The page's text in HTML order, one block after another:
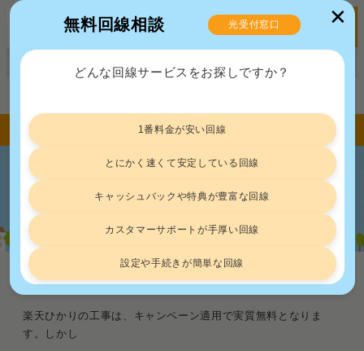
楽天ひかりは工事費無料で開通可能！仕
組みと隠れたリスクを解説
光回線
楽天ひかりの工事は、キャンペーン適用で実質無料となりま
す。しかし
✕
無料回線相談 光受付窓口
どんな回線サービスをお探しですか？
1番料金が安い回線
とにかく速くて安定している回線
キャッシュバックや特典が豊富な回線
カスタマーサポートが手厚い回線
設定や手続きが簡単な回線